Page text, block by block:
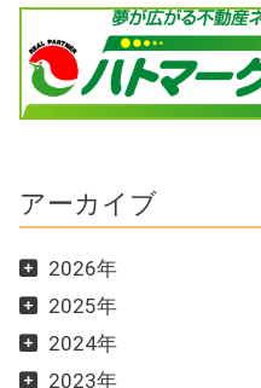
アーカイブ
2026年
2025年
2024年
2023年